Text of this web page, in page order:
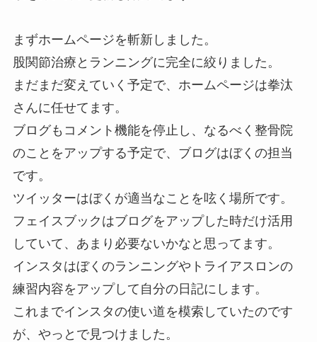
まずホームページを斬新しました。
股関節治療とランニングに完全に絞りました。
まだまだ変えていく予定で、ホームページは拳汰
さんに任せてます。
ブログもコメント機能を停止し、なるべく整骨院
のことをアップする予定で、ブログはぼくの担当
です。
ツイッターはぼくが適当なことを呟く場所です。
フェイスブックはブログをアップした時だけ活用
していて、あまり必要ないかなと思ってます。
インスタはぼくのランニングやトライアスロンの
練習内容をアップして自分の日記にします。
これまでインスタの使い道を模索していたのです
が、やっとで見つけました。